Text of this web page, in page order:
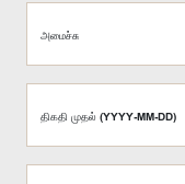
அமைச்சு
திகதி முதல் (YYYY-MM-DD)